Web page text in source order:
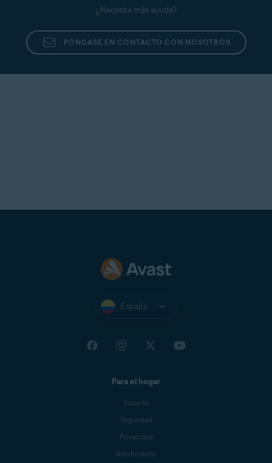
¿Necesita más ayuda?
PÓNGASE EN CONTACTO CON NOSOTROS
España
Para el hogar
Soporte
Seguridad
Privacidad
Rendimiento